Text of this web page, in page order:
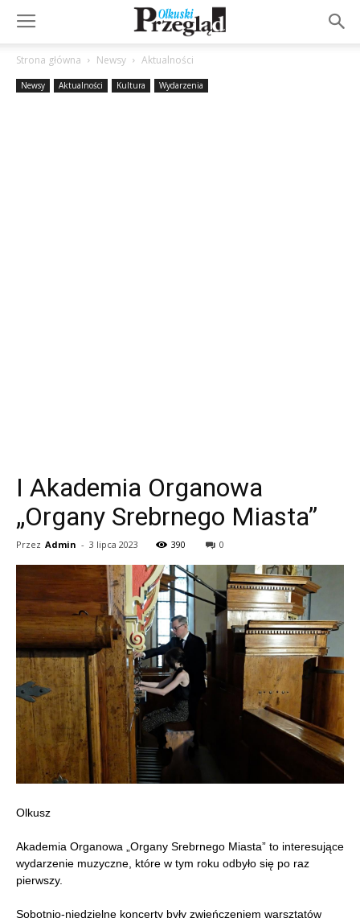
Strona główna Newsy Aktualności
Newsy Aktualności Kultura Wydarzenia
I Akademia Organowa
„Organy Srebrnego Miasta”
Przez Admin - 3 lipca 2023 390 0
Olkusz
Akademia Organowa „Organy Srebrnego Miasta” to interesujące
wydarzenie muzyczne, które w tym roku odbyło się po raz
pierwszy.
Sobotnio-niedzielne koncerty były zwieńczeniem warsztatów